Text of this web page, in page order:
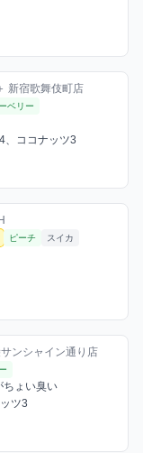
/ 2025年10月16日
新宿歌舞伎町店
ベリー
、ココナッツ3
年10月18日
ピーチ スイカ
/ 2025年10月21日
ンシャイン通り店
ちょい臭い
ツ3